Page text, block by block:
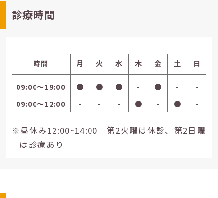
診療時間
時間 月 火 水 木 金 土 日
09:00〜19:00 ● ● ● - ● -
-
09:00〜12:00
- - - ● - ● -
※昼休み12:00~14:00 第2火曜は休診、第2日曜
は診療あり